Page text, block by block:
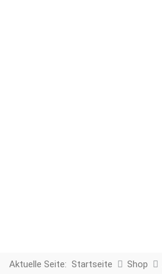
Aktuelle Seite: Startseite Shop